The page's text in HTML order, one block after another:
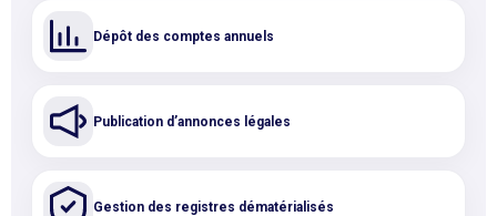
Dépôt des comptes annuels
Publication d’annonces légales
Gestion des registres dématérialisés